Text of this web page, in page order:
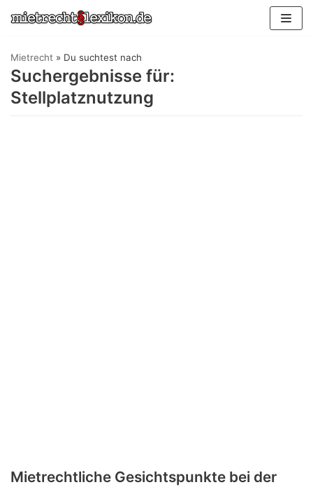
Zum
springen
Mietrecht » Du suchtest nach
Suchergebnisse für:
Stellplatznutzung
Mietrechtliche Gesichtspunkte bei der